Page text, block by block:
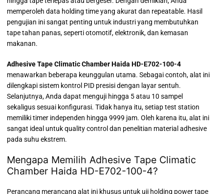
memperoleh data holding time yang akurat dan repeatable. Hasil
pengujian ini sangat penting untuk industri yang membutuhkan
tape tahan panas, seperti otomotif, elektronik, dan kemasan
makanan.
Adhesive Tape Climatic Chamber Haida HD-E702-100-4
menawarkan beberapa keunggulan utama. Sebagai contoh, alat ini
dilengkapi sistem kontrol PID presisi dengan layar sentuh.
Selanjutnya, Anda dapat menguji hingga 5 atau 10 sampel
sekaligus sesuai konfigurasi. Tidak hanya itu, setiap test station
memiliki timer independen hingga 9999 jam. Oleh karena itu, alat ini
sangat ideal untuk quality control dan penelitian material adhesive
pada suhu ekstrem.
Mengapa Memilih Adhesive Tape Climatic
Chamber Haida HD-E702-100-4?
Perancang merancang alat ini khusus untuk uji holding power tape